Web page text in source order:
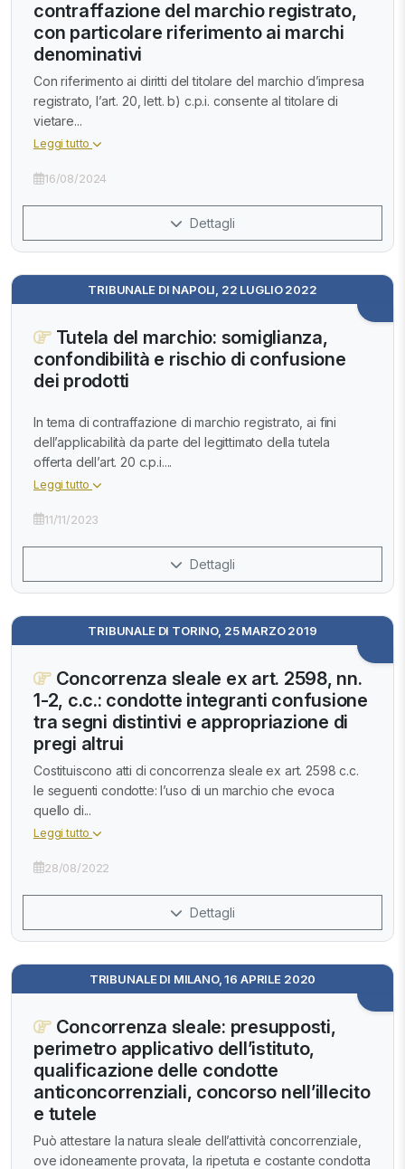
contraffazione del marchio registrato,
con particolare riferimento ai marchi
denominativi
Con riferimento ai diritti del titolare del marchio d’impresa
registrato, l’art. 20, lett. b) c.p.i. consente al titolare di
vietare...
Leggi tutto
16/08/2024
Dettagli
TRIBUNALE DI NAPOLI, 22 LUGLIO 2022
Tutela del marchio: somiglianza,
confondibilità e rischio di confusione
dei prodotti
In tema di contraffazione di marchio registrato, ai fini
dell’applicabilità da parte del legittimato della tutela
offerta dell’art. 20 c.p.i....
Leggi tutto
11/11/2023
Dettagli
TRIBUNALE DI TORINO, 25 MARZO 2019
Concorrenza sleale ex art. 2598, nn.
1-2, c.c.: condotte integranti confusione
tra segni distintivi e appropriazione di
pregi altrui
Costituiscono atti di concorrenza sleale ex art. 2598 c.c.
le seguenti condotte: l’uso di un marchio che evoca
quello di...
Leggi tutto
28/08/2022
Dettagli
TRIBUNALE DI MILANO, 16 APRILE 2020
Concorrenza sleale: presupposti,
perimetro applicativo dell’istituto,
qualificazione delle condotte
anticoncorrenziali, concorso nell’illecito
e tutele
Può attestare la natura sleale dell’attività concorrenziale,
ove idoneamente provata, la ripetuta e costante condotta